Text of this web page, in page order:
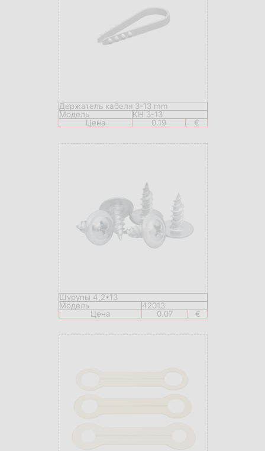
Держатель кабеля 3-13 mm
Модель
KH 3-13
Цена
0.19 €
Шурупы 4,2*13
Модель
42013
Цена
0.07 €